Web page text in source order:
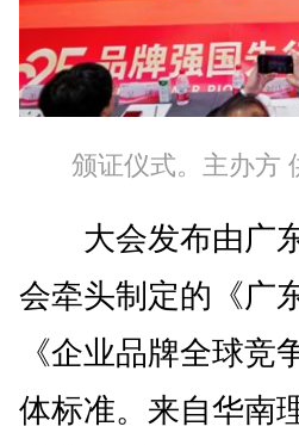
颁证仪式。主办方
大会发布由广东
会牵头制定的《广
《企业品牌全球竞
体标准。来自华南